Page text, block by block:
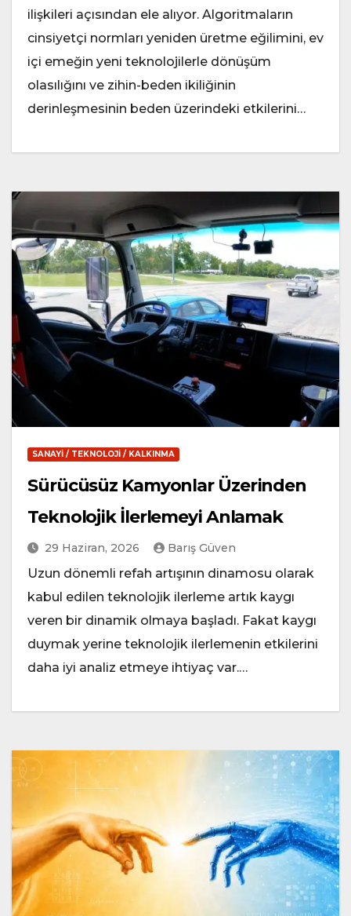
ilişkileri açısından ele alıyor. Algoritmaların
cinsiyetçi normları yeniden üretme eğilimini, ev
içi emeğin yeni teknolojilerle dönüşüm
olasılığını ve zihin-beden ikiliğinin
derinleşmesinin beden üzerindeki etkilerini…
SANAYI / TEKNOLOJI / KALKINMA
Sürücüsüz Kamyonlar Üzerinden
Teknolojik İlerlemeyi Anlamak
29 Haziran, 2026 Barış Güven
Uzun dönemli refah artışının dinamosu olarak
kabul edilen teknolojik ilerleme artık kaygı
veren bir dinamik olmaya başladı. Fakat kaygı
duymak yerine teknolojik ilerlemenin etkilerini
daha iyi analiz etmeye ihtiyaç var.…